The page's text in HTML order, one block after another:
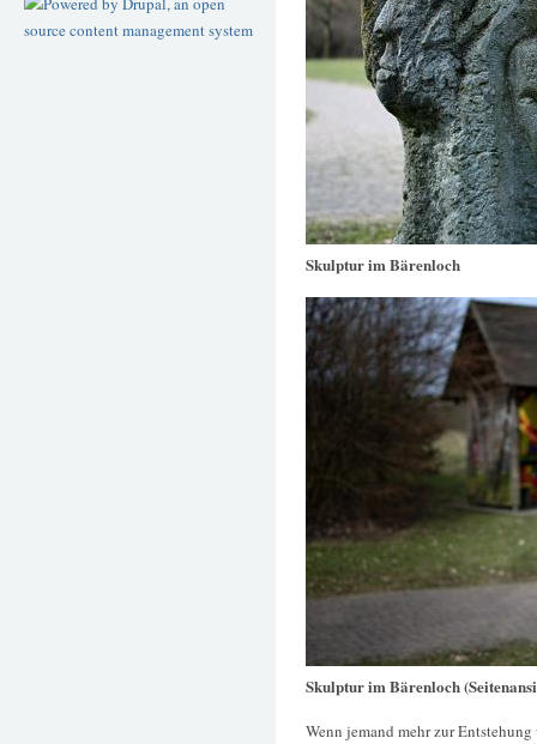
Skulptur im Bärenloch
Skulptur im Bärenloch
Wenn jemand mehr zur